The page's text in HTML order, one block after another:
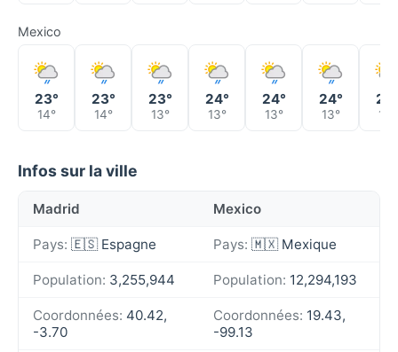
Mexico
23°
14°
23°
14°
23°
13°
24°
13°
24°
13°
24°
13° 13°
Infos sur la ville
Madrid Mexico
Pays: 🇪🇸 Espagne Pays: 🇲🇽 Mexique
Population: 3,255,944 Population: 12,294,193
Coordonnées: 40.42,
-3.70
Coordonnées: 19.43,
-99.13